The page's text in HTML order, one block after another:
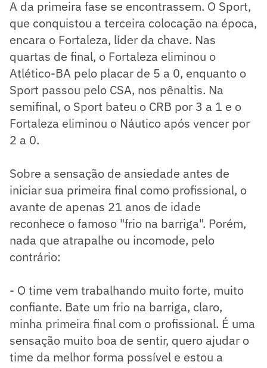
A da primeira fase se encontrassem. O Sport,
que conquistou a terceira colocação na época,
encara o Fortaleza, líder da chave. Nas
quartas de final, o Fortaleza eliminou o
Atlético-BA pelo placar de 5 a 0, enquanto o
Sport passou pelo CSA, nos pênaltis. Na
semifinal, o Sport bateu o CRB por 3 a 1 e o
Fortaleza eliminou o Náutico após vencer por
2 a 0.
Sobre a sensação de ansiedade antes de
iniciar sua primeira final como profissional, o
avante de apenas 21 anos de idade
reconhece o famoso "frio na barriga". Porém,
nada que atrapalhe ou incomode, pelo
contrário:
- O time vem trabalhando muito forte, muito
confiante. Bate um frio na barriga, claro,
minha primeira final com o profissional. É uma
sensação muito boa de sentir, quero ajudar o
time da melhor forma possível e estou a